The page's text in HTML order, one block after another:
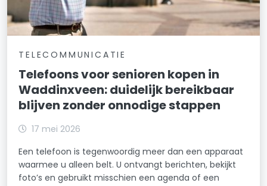
TELECOMMUNICATIE
Telefoons voor senioren kopen in
Waddinxveen: duidelijk bereikbaar
blijven zonder onnodige stappen
17 mei 2026
Een telefoon is tegenwoordig meer dan een apparaat
waarmee u alleen belt. U ontvangt berichten, bekijkt
foto’s en gebruikt misschien een agenda of een